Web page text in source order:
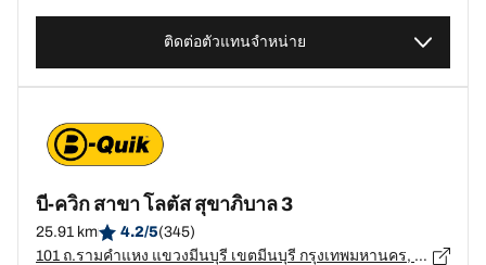
ติดต่อตัวแทนจำหน่าย
บี-ควิก สาขา โลตัส สุขาภิบาล 3
25.91 km 4.2/5(345)
101 ถ.รามคำแหง แขวงมีนบุรี เขตมีนบุรี กรุงเทพมหานคร, กรุงเทพมหานคร - 10510